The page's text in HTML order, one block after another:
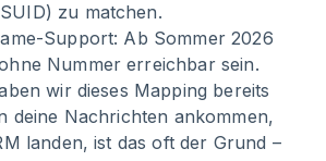
zu matchen.
Support: Ab Sommer 2026
Nummer erreichbar sein.
wir dieses Mapping bereits
deine Nachrichten ankommen,
landen, ist das oft der Grund –